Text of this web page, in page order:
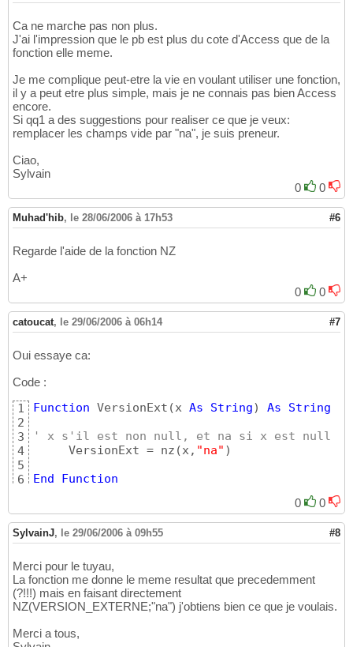
Ca ne marche pas non plus.
J'ai l'impression que le pb est plus du cote d'Access que de la
fonction elle meme.
Je me complique peut-etre la vie en voulant utiliser une fonction,
il y a peut etre plus simple, mais je ne connais pas bien Access
encore.
Si qq1 a des suggestions pour realiser ce que je veux:
remplacer les champs vide par "na", je suis preneur.
Ciao,
Sylvain
0
0
Muhad'hib, le 28/06/2006 à 17h53 #6
Regarde l'aide de la fonction NZ
A+
0
0
catoucat, le 29/06/2006 à 06h14 #7
Oui essaye ca:
Code :
1
2
3
4
5
6
Function VersionExt (x As String) As
String
' x s'il est non null, et na si x est null
     VersionExt = nz
(x, "na" )
End
Function
0 0
SylvainJ, le 29/06/2006 à 09h55 #8
Merci pour le tuyau,
La fonction me donne le meme resultat que precedemment
(?!!!) mais en faisant directement
NZ(VERSION_EXTERNE;"na") j'obtiens bien ce que je voulais.
Merci a tous,